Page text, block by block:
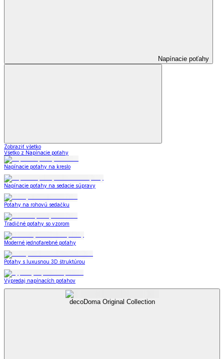
Napínacie poťahy
Zobraziť všetko
Všetko z Napínacie poťahy
Napínacie poťahy na kreslo
Napínacie poťahy na sedacie súpravy
Poťahy na rohovú sedačku
Tradičné poťahy so vzorom
Moderné jednofarebné poťahy
Poťahy s luxusnou 3D štruktúrou
Výpredaj napínacích poťahov
decoDoma Original Collection